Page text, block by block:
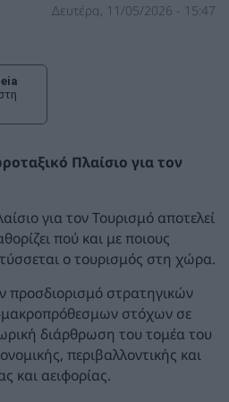
Δευτέρα, 11/05/2026 - 15:47
Πλαίσιο για τον
για τον Τουρισμό αποτελεί
πού και με ποιους
ο τουρισμός στη χώρα.
προσδιορισμό στρατηγικών
μακροπρόθεσμων στόχων σε
διάρθρωση του τομέα του
περιβαλλοντικής και
και αειφορίας.